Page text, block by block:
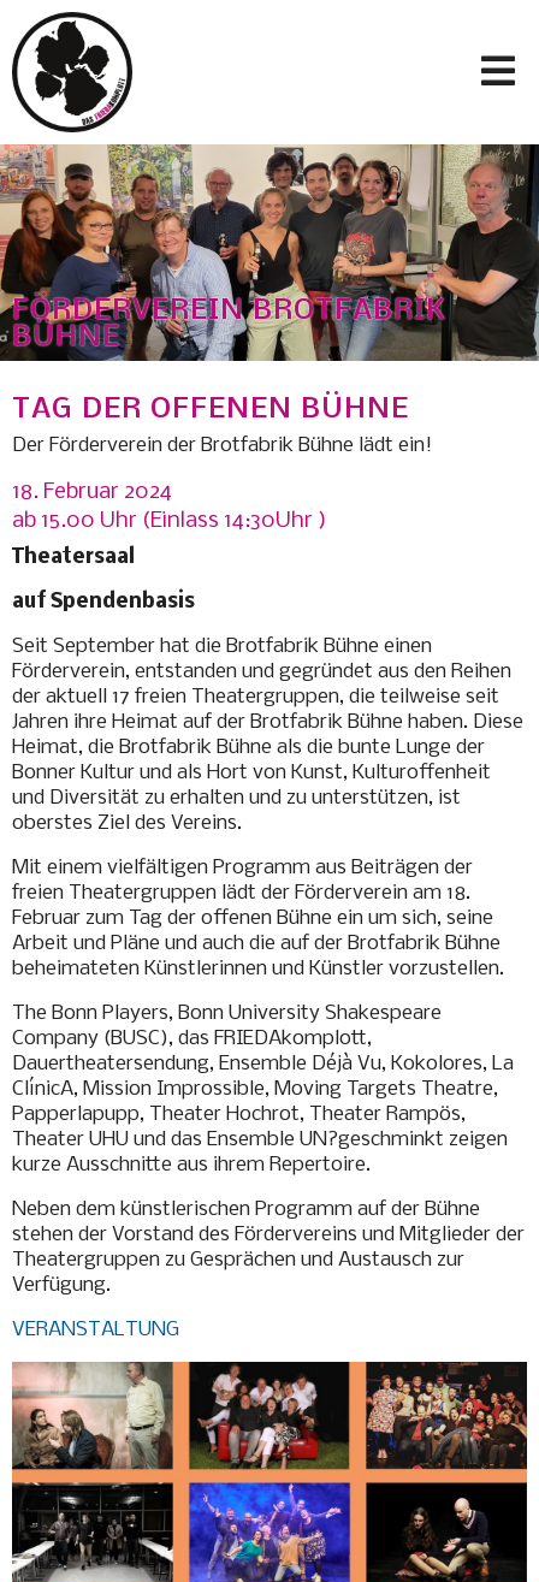
FÖRDERVEREIN BROTFABRIK
BÜHNE
TAG DER OFFENEN BÜHNE
Der Förderverein der Brotfabrik Bühne lädt ein!
18. Februar 2024
ab 15.00 Uhr (Einlass 14:30Uhr )
Theatersaal
auf Spendenbasis
Seit September hat die Brotfabrik Bühne einen
Förderverein, entstanden und gegründet aus den Reihen
der aktuell 17 freien Theatergruppen, die teilweise seit
Jahren ihre Heimat auf der Brotfabrik Bühne haben. Diese
Heimat, die Brotfabrik Bühne als die bunte Lunge der
Bonner Kultur und als Hort von Kunst, Kulturoffenheit
und Diversität zu erhalten und zu unterstützen, ist
oberstes Ziel des Vereins.
Mit einem vielfältigen Programm aus Beiträgen der
freien Theatergruppen lädt der Förderverein am 18.
Februar zum Tag der offenen Bühne ein um sich, seine
Arbeit und Pläne und auch die auf der Brotfabrik Bühne
beheimateten Künstlerinnen und Künstler vorzustellen.
The Bonn Players, Bonn University Shakespeare
Company (BUSC), das FRIEDAkomplott,
Dauertheatersendung, Ensemble Déjà Vu, Kokolores, La
ClínicA, Mission Improssible, Moving Targets Theatre,
Papperlapupp, Theater Hochrot, Theater Rampös,
Theater UHU und das Ensemble UN?geschminkt zeigen
kurze Ausschnitte aus ihrem Repertoire.
Neben dem künstlerischen Programm auf der Bühne
stehen der Vorstand des Fördervereins und Mitglieder der
Theatergruppen zu Gesprächen und Austausch zur
Verfügung.
VERANSTALTUNG